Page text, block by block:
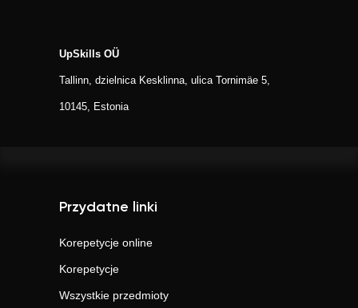
UpSkills OÜ
Tallinn, dzielnica Kesklinna, ulica Tornimäe 5,
10145, Estonia
Przydatne linki
Korepetycje online
Korepetycje
Wszystkie przedmioty